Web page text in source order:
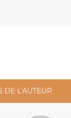
Senghor, joignable
droit d’introduire une
de contrôle.
DE L'AUTEUR